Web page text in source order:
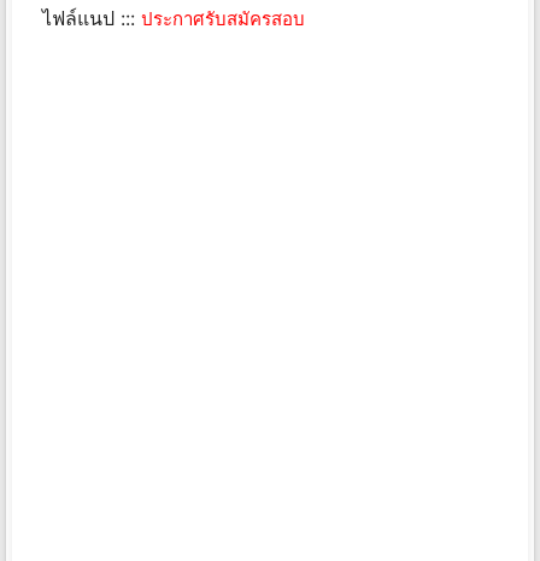
ไฟล์แนป ::: ประกาศรับสมัครสอบ